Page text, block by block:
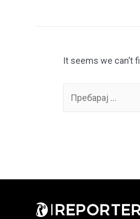
It seems we can’t
for: